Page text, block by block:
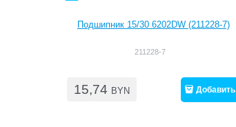
Подшипник 15/30 6202DW (211228-7)
211228-7
15,74 BYN Добавить